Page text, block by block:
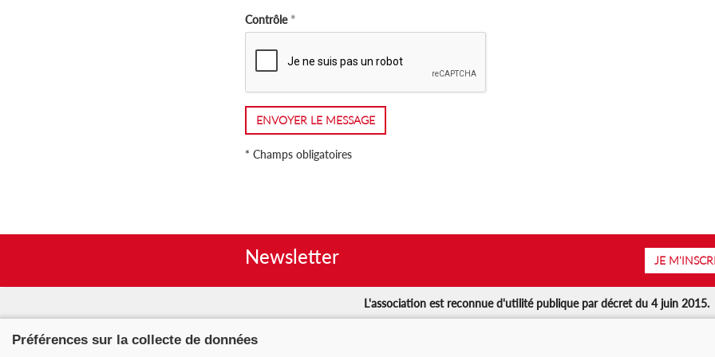
Contrôle
ENVOYER LE MESSAGE
* Champs obligatoires
Newsletter JE
L'association est reconnue d'utilité publique par décret du 4 juin 2015.
Faire un don
Préférences sur la collecte de données